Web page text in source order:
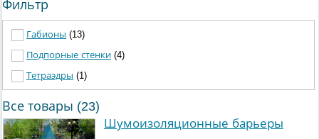
Фильтр
Габионы (13)
Подпорные стенки (4)
Тетраэдры (1)
Все товары (23)
Шумоизоляционные барьеры